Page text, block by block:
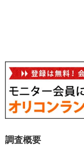
調査概要